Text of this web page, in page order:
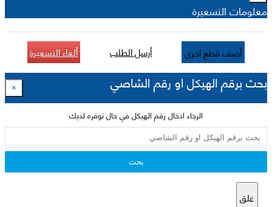
معلومات التسعيرة
أضف قطع اخرى أرسل الطلب ألغاء التسعيرة
بحث برقم الهيكل او رقم الشاصي ×
الرجاء ادخال رقم الهيكل في حال توفره لديك
بحث
غلق